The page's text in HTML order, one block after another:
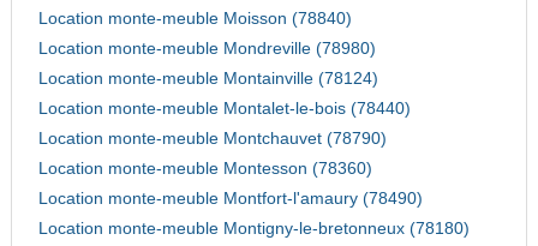
Location monte-meuble Moisson (78840)
Location monte-meuble Mondreville (78980)
Location monte-meuble Montainville (78124)
Location monte-meuble Montalet-le-bois (78440)
Location monte-meuble Montchauvet (78790)
Location monte-meuble Montesson (78360)
Location monte-meuble Montfort-l'amaury (78490)
Location monte-meuble Montigny-le-bretonneux (78180)